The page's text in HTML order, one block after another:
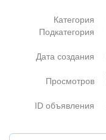
Категория
Подкатегория
Дата создания
Просмотров
ID объявления